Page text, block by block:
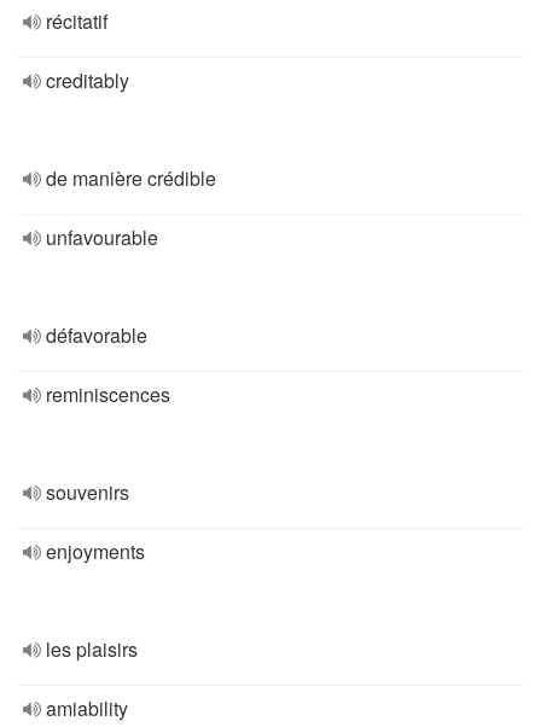
récitatif
creditably
de manière crédible
unfavourable
défavorable
reminiscences
souvenirs
enjoyments
les plaisirs
amiability